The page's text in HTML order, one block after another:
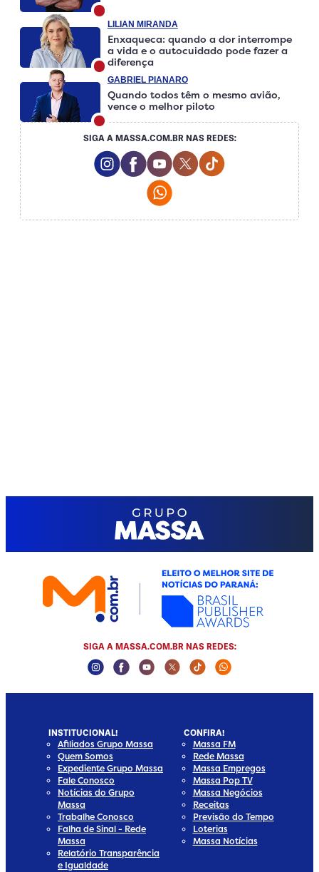
LILIAN MIRANDA
Enxaqueca: quando a dor interrompe
a vida e o autocuidado pode fazer a
diferença
GABRIEL PIANARO
Quando todos têm o mesmo avião,
vence o melhor piloto
SIGA A MASSA.COM.BR NAS REDES:
Instagram Social Media
Facebook Social Media
Youtube Social Media
Twitter Social Media
Tiktok Social
SIGA A MASSA.COM.BR NAS REDES:
Instagram Social Media
Facebook Social Media
Youtube Social Media
Twitter Social Media
Tiktok Social Media
Whatsapp
INSTITUCIONAL!
Afiliados Grupo Massa
Quem Somos
Expediente Grupo Massa
Fale Conosco
Notícias do Grupo
Massa
Trabalhe Conosco
Falha de Sinal - Rede
Massa
Relatório Transparência
e Igualdade
CONFIRA!
Massa FM
Rede Massa
Massa Empregos
Massa Pop TV
Massa Negócios
Receitas
Previsão do Tempo
Loterias
Massa Notícias